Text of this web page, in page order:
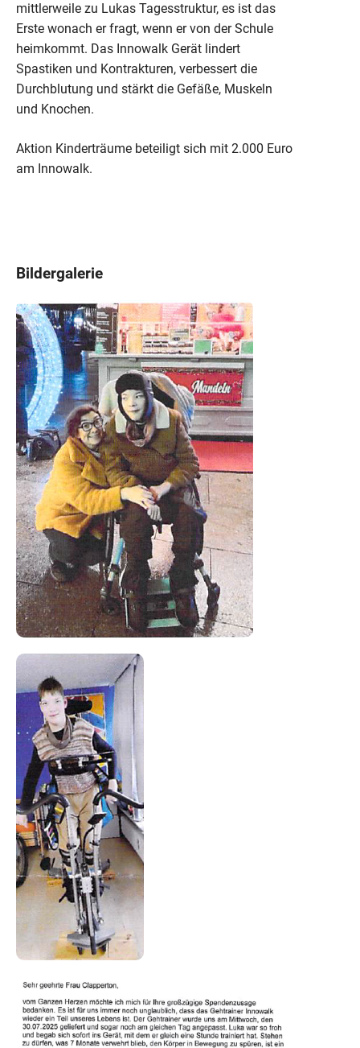
mittlerweile zu Lukas Tagesstruktur, es ist das
Erste wonach er fragt, wenn er von der Schule
heimkommt. Das Innowalk Gerät lindert
Spastiken und Kontrakturen, verbessert die
Durchblutung und stärkt die Gefäße, Muskeln
und Knochen.
Aktion Kinderträume beteiligt sich mit 2.000 Euro
am Innowalk.
Bildergalerie